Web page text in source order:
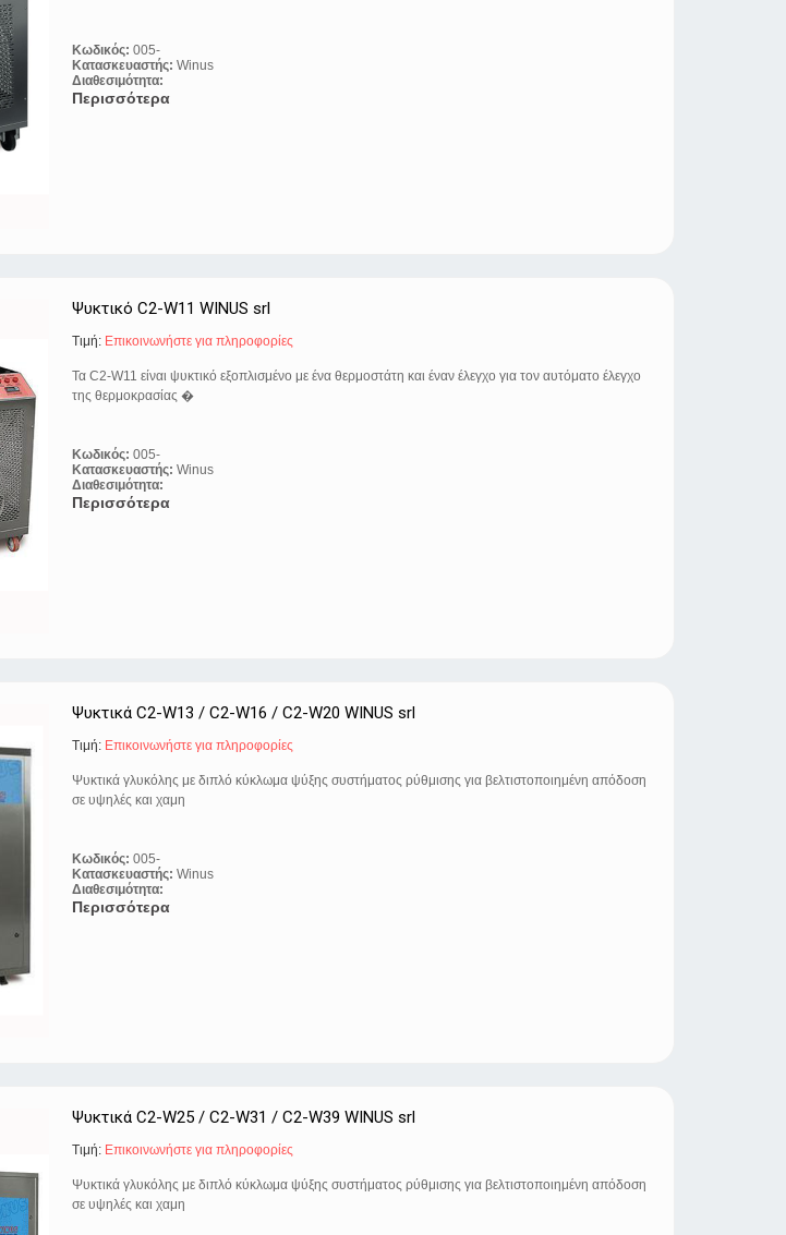
Κωδικός:005-
Κατασκευαστής: Winus
Διαθεσιμότητα:
Περισσότερα
Ψυκτικό C2-W11 WINUS srl
Τιμή: Eπικοινωνήστε για πληροφορίες
Τα C2-W11 είναι ψυκτικό εξοπλισμένο με ένα θερμοστάτη και έναν έλεγχο για τον αυτόματο έλεγχο
της θερμοκρασίας �
Κωδικός:005-
Κατασκευαστής: Winus
Διαθεσιμότητα:
Περισσότερα
Ψυκτικά C2-W13 / C2-W16 / C2-W20 WINUS srl
Τιμή: Eπικοινωνήστε για πληροφορίες
Ψυκτικά γλυκόλης με διπλό κύκλωμα ψύξης συστήματος ρύθμισης για βελτιστοποιημένη απόδοση
σε υψηλές και χαμη
Κωδικός:005-
Κατασκευαστής: Winus
Διαθεσιμότητα:
Περισσότερα
Ψυκτικά C2-W25 / C2-W31 / C2-W39 WINUS srl
Τιμή: Eπικοινωνήστε για πληροφορίες
Ψυκτικά γλυκόλης με διπλό κύκλωμα ψύξης συστήματος ρύθμισης για βελτιστοποιημένη απόδοση
σε υψηλές και χαμη